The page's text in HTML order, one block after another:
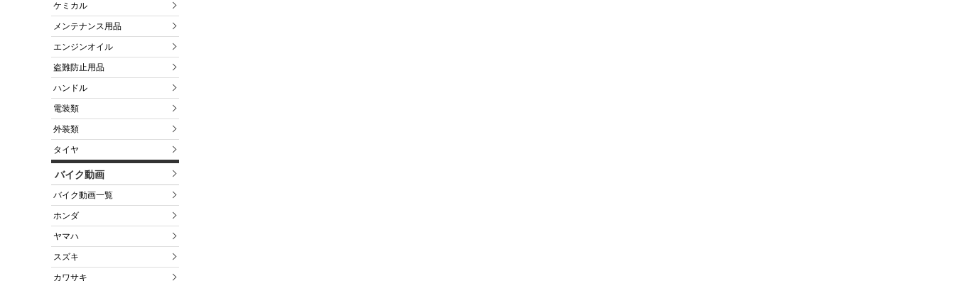
ケミカル
メンテナンス用品
エンジンオイル
盗難防止用品
ハンドル
電装類
外装類
タイヤ
バイク動画
バイク動画一覧
ホンダ
ヤマハ
スズキ
カワサキ